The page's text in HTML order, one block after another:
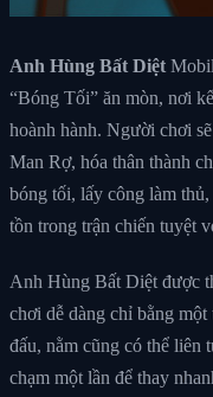
Anh Hùng Bất Diệt
“Bóng Tối” ăn mòn, nơi
hoành hành. Người chơi
Man Rợ, hóa thân thành
bóng tối, lấy công làm
tồn trong trận chiến tuyệt
Anh Hùng Bất Diệt được
chơi dễ dàng chỉ bằng
đấu, nằm cũng có thể liên
chạm một lần để thay